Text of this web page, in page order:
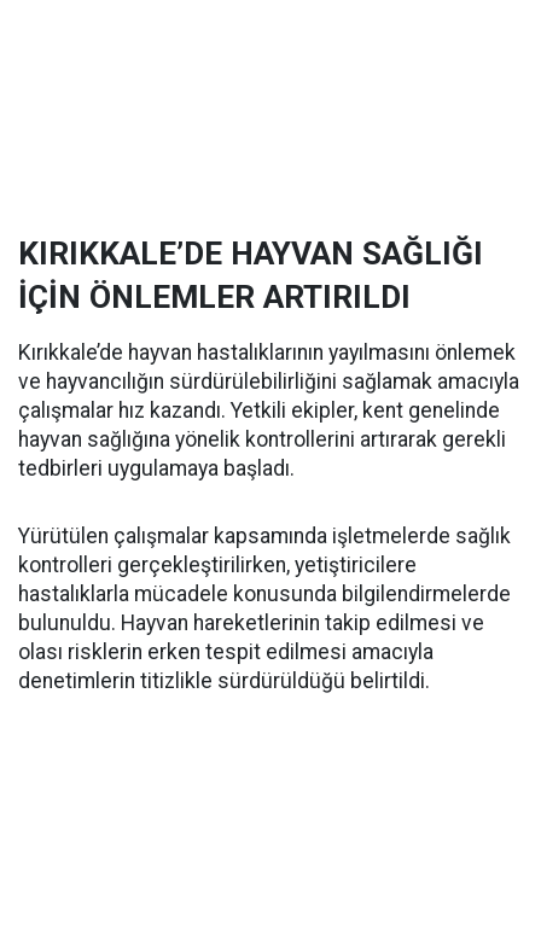
KIRIKKALE’DE HAYVAN SAĞLIĞI
İÇİN ÖNLEMLER ARTIRILDI
Kırıkkale’de hayvan hastalıklarının yayılmasını önlemek
ve hayvancılığın sürdürülebilirliğini sağlamak amacıyla
çalışmalar hız kazandı. Yetkili ekipler, kent genelinde
hayvan sağlığına yönelik kontrollerini artırarak gerekli
tedbirleri uygulamaya başladı.
Yürütülen çalışmalar kapsamında işletmelerde sağlık
kontrolleri gerçekleştirilirken, yetiştiricilere
hastalıklarla mücadele konusunda bilgilendirmelerde
bulunuldu. Hayvan hareketlerinin takip edilmesi ve
olası risklerin erken tespit edilmesi amacıyla
denetimlerin titizlikle sürdürüldüğü belirtildi.